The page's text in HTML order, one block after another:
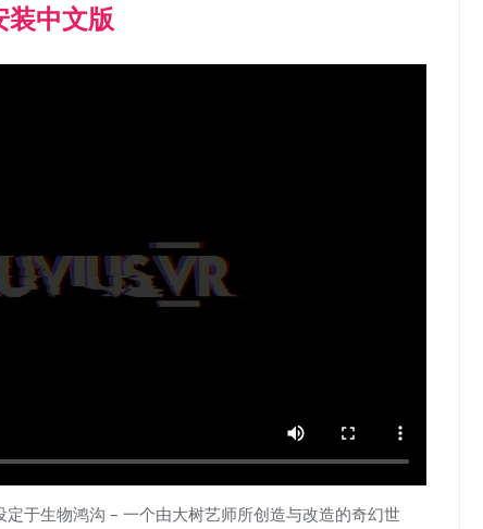
装中文版
于生物鸿沟 – 一个由大树艺师所创造与改造的奇幻世